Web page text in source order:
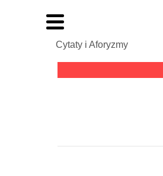
Cytaty i Aforyzmy